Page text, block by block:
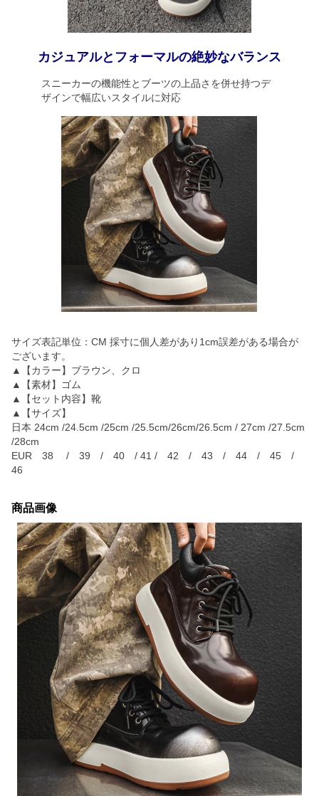
カジュアルとフォーマルの絶妙なバランス
スニーカーの機能性とブーツの上品さを併せ持つデ
ザインで幅広いスタイルに対応
サイズ表記単位：CM 採寸に個人差があり1cm誤差がある場合が
ございます。
▲【カラー】ブラウン、クロ
▲【素材】ゴム
▲【セット内容】靴
▲【サイズ】
日本 24cm /24.5cm /25cm /25.5cm/26cm/26.5cm / 27cm /27.5cm
/28cm
EUR 38 / 39 / 40 / 41 / 42 / 43 / 44 / 45 /
46
商品画像